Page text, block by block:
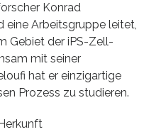
Konrad
eine Arbeitsgruppe leitet,
Gebiet der iPS-Zell-
mit seiner
hat er einzigartige
Prozess zu studieren.